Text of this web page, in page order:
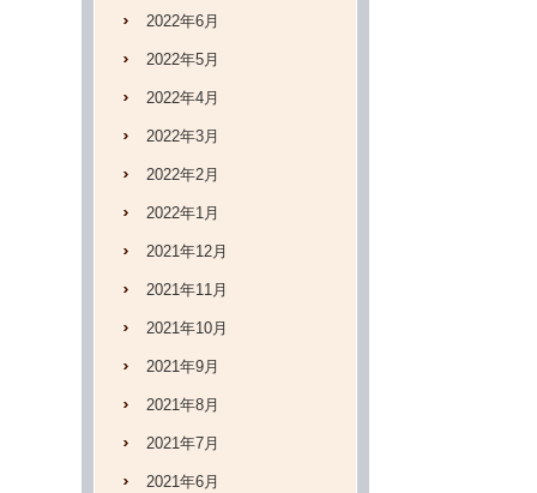
2022年6月
2022年5月
2022年4月
2022年3月
2022年2月
2022年1月
2021年12月
2021年11月
2021年10月
2021年9月
2021年8月
2021年7月
2021年6月